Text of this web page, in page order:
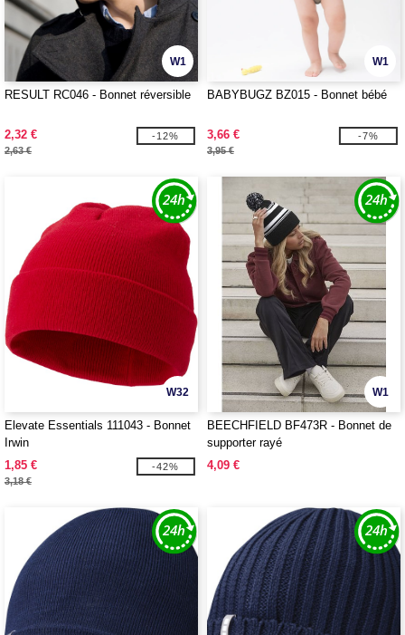
W1
RESULT RC046 - Bonnet réversible
2,32 €
2,63 €
-12%
W1
BABYBUGZ BZ015 - Bonnet bébé
3,66 €
3,95 €
-7%
W32
Elevate Essentials 111043 - Bonnet
Irwin
1,85 €
3,18 €
-42%
W1
BEECHFIELD BF473R - Bonnet de
supporter rayé
4,09 €